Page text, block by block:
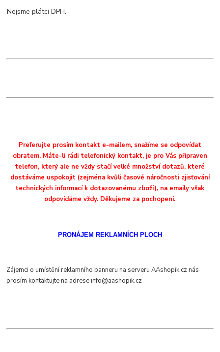
Nejsme plátci DPH.
Preferujte prosím kontakt e-mailem, snažíme se odpovídat
obratem. Máte-li rádi telefonický kontakt, je pro Vás připraven
telefon, který ale ne vždy stačí velké množství dotazů, které
dostáváme uspokojit (zejména kvůli časové náročnosti zjisťování
technických informací k dotazovanému zboží), na emaily však
odpovídáme vždy. Děkujeme za pochopení.
PRONÁJEM REKLAMNÍCH PLOCH
Zájemci o umístění reklamního banneru na serveru AAshopik.cz nás
prosím kontaktujte na adrese info@aashopik.cz